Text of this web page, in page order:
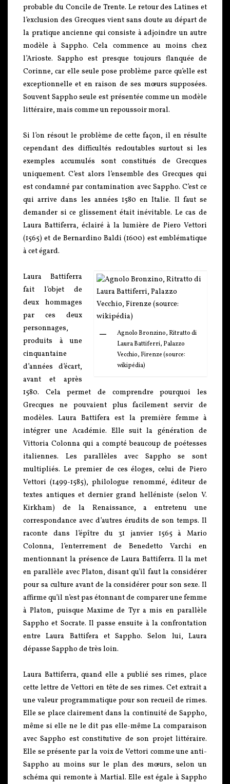
probable du Concile de Trente. Le retour des Latines et
l’exclusion des Grecques vient sans doute au départ de
la pratique ancienne qui consiste à adjoindre un autre
modèle à Sappho. Cela commence au moins chez
l’Arioste. Sappho est presque toujours flanquée de
Corinne, car elle seule pose problème parce qu’elle est
exceptionnelle et en raison de ses mœurs supposées.
Souvent Sappho seule est présentée comme un modèle
littéraire, mais comme un repoussoir moral.
Si l’on résout le problème de cette façon, il en résulte
cependant des difficultés redoutables surtout si les
exemples accumulés sont constitués de Grecques
uniquement. C’est alors l’ensemble des Grecques qui
est condamné par contamination avec Sappho. C’est ce
qui arrive dans les années 1580 en Italie. Il faut se
demander si ce glissement était inévitable. Le cas de
Laura Battiferra, éclairé à la lumière de Piero Vettori
(1565) et de Bernardino Baldi (1600) est emblématique
à cet égard.
Agnolo Bronzino, Ritratto di
Laura Battiferri, Palazzo
Vecchio, Firenze (source:
wikipédia)
Laura Battiferra
fait l’objet de
deux hommages
par ces deux
personnages,
produits à une
cinquantaine
d’années d’écart,
avant et après
1580. Cela permet de comprendre pourquoi les
Grecques ne pouvaient plus facilement servir de
modèles. Laura Battifera est la première femme à
intégrer une Académie. Elle suit la génération de
Vittoria Colonna qui a compté beaucoup de poétesses
italiennes. Les parallèles avec Sappho se sont
multipliés. Le premier de ces éloges, celui de Piero
Vettori (1499-1585), philologue renommé, éditeur de
textes antiques et dernier grand helléniste (selon V.
Kirkham) de la Renaissance, a entretenu une
correspondance avec d’autres érudits de son temps. Il
raconte dans l’épître du 31 janvier 1565 à Mario
Colonna, l’enterrement de Benedetto Varchi en
mentionnant la présence de Laura Battiferra. Il la met
en parallèle avec Platon, disant qu’il faut la considérer
pour sa culture avant de la considérer pour son sexe. Il
affirme qu’il n’est pas étonnant de comparer une femme
à Platon, puisque Maxime de Tyr a mis en parallèle
Sappho et Socrate. Il passe ensuite à la confrontation
entre Laura Battifera et Sappho. Selon lui, Laura
dépasse Sappho de très loin.
Laura Battiferra, quand elle a publié ses rimes, place
cette lettre de Vettori en tête de ses rimes. Cet extrait a
une valeur programmatique pour son recueil de rimes.
Elle se place clairement dans la continuité de Sappho,
même si elle ne le dit pas elle-même La comparaison
avec Sappho est constitutive de son projet littéraire.
Elle se présente par la voix de Vettori comme une anti-
Sappho au moins sur le plan des mœurs, selon un
schéma qui remonte à Martial. Elle est égale à Sappho